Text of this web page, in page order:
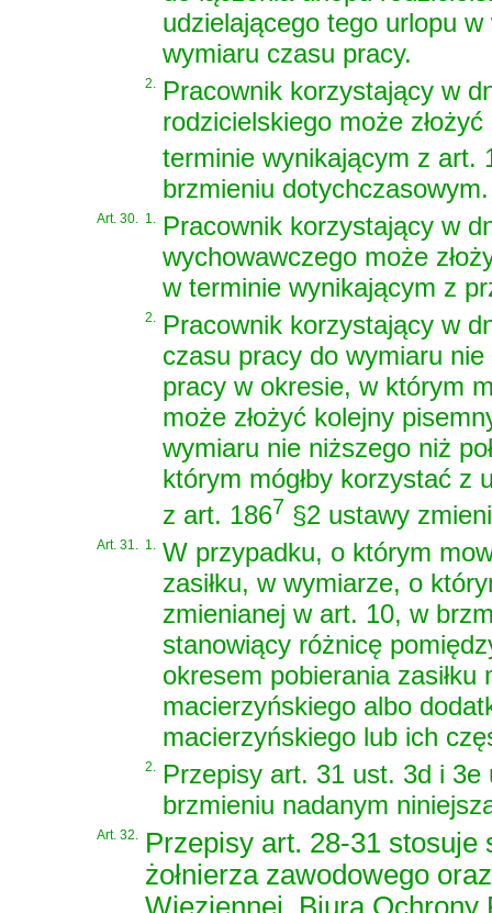
udzielającego tego urlopu w
wymiaru czasu pracy.
2. Pracownik korzystający w
rodzicielskiego może
terminie wynikającym z art.
brzmieniu dotychczasowym.
Art. 30. 1. Pracownik korzystający w
wychowawczego może
w terminie wynikającym z
2. Pracownik korzystający w
czasu pracy do wymiaru nie
pracy w okresie, w którym
może złożyć kolejny
wymiaru nie niższego niż
którym mógłby korzystać z
z art. 1867 §2 ustawy
Art. 31. 1. W przypadku, o którym
zasiłku, w wymiarze, o
zmienianej w art. 10, w
stanowiący różnicę
okresem pobierania
macierzyńskiego albo
macierzyńskiego lub ich
2. Przepisy art. 31 ust. 3d i
brzmieniu nadanym
Art. 32. Przepisy art. 28-31 stosuje
żołnierza zawodowego
Więziennej, Biura Ochrony